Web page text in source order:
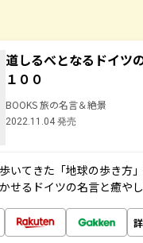
道しるべとなるドイツ
１００
BOOKS 旅の名言＆絶景
2022.11.04 発売
いてきた「地球の歩き方
せるドイツの名言と癒や